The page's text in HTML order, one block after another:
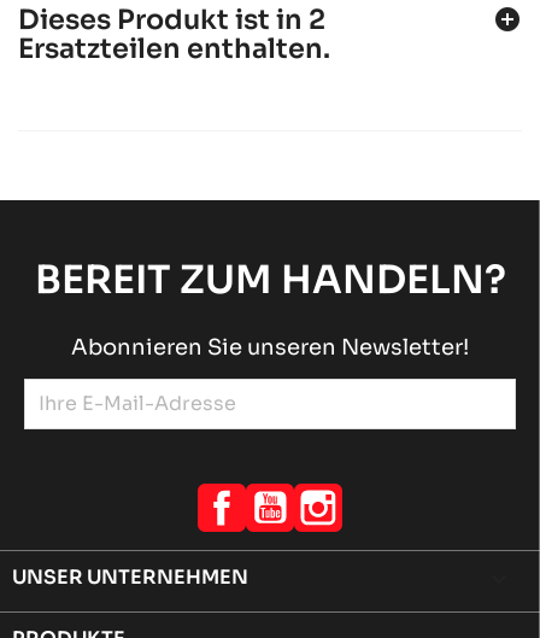
Dieses Produkt ist in 2
Ersatzteilen enthalten.
add_circle
BEREIT ZUM HANDELN?
Abonnieren Sie unseren Newsletter!
Facebook
YouTube
UNSER UNTERNEHMEN